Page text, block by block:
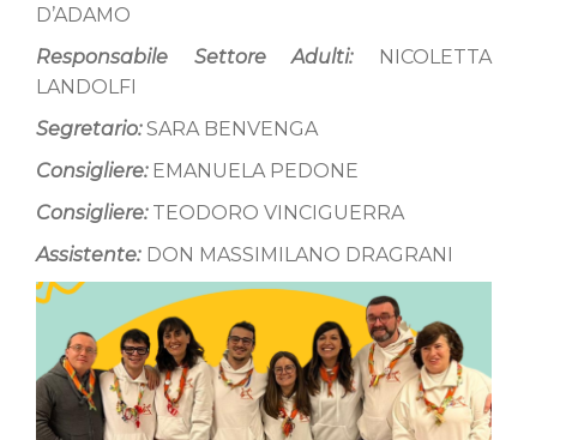
D’ADAMO
Responsabile Settore Adulti:NICOLETTA
LANDOLFI
Segretario:SARA BENVENGA
Consigliere:EMANUELA PEDONE
Consigliere:TEODORO VINCIGUERRA
Assistente: DON MASSIMILANO DRAGRANI